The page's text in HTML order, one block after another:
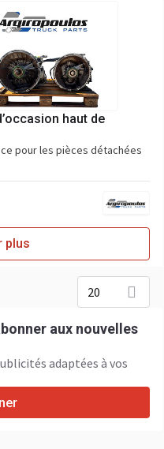
haut de
pour les pièces détachées
plus
20
aux nouvelles
adaptées à vos